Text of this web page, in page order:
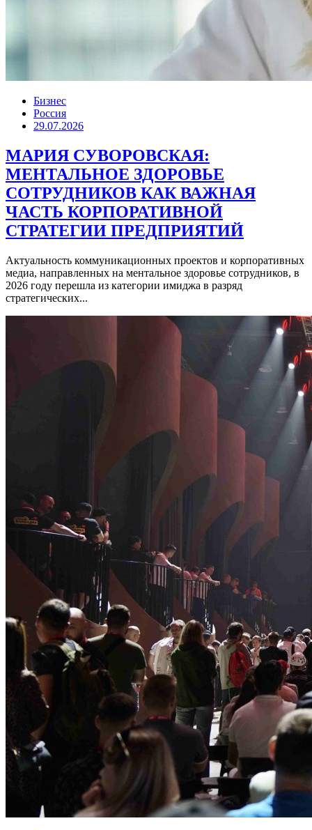
Бизнес
Россия
29.07.2026
МАРИЯ СУВОРОВСКАЯ:
МЕНТАЛЬНОЕ ЗДОРОВЬЕ
СОТРУДНИКОВ КАК ВАЖНАЯ
ЧАСТЬ КОРПОРАТИВНОЙ
СТРАТЕГИИ ПРЕДПРИЯТИЙ
Актуальность коммуникационных проектов и корпоративных
медиа, направленных на ментальное здоровье сотрудников, в
2026 году перешла из категории имиджа в разряд
стратегических...